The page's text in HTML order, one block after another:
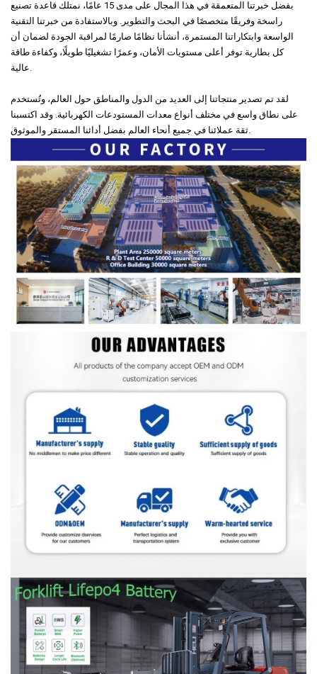
بفضل خبرتنا المتعمقة في هذا المجال على مدى 15 عامًا، نمتلك قاعدة تصنيع
راسخة وفريقًا متخصصًا في البحث والتطوير. وبالاستفادة من خبرتنا التقنية
الواسعة وابتكاراتنا المستمرة، أنشأنا نظامًا صارمًا لمراقبة الجودة لضمان أن
كل بطارية توفر أعلى مستويات الأمان، وعمرًا تشغيليًا طويلًا، وكفاءة طاقة
لقد تم تصدير منتجاتنا إلى العديد من الدول والمناطق حول العالم، وتُستخدم
على نطاق واسع في مختلف أنواع معدات المستودعات الكهربائية. وقد اكتسبنا